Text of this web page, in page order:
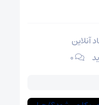
آنلاین
۰